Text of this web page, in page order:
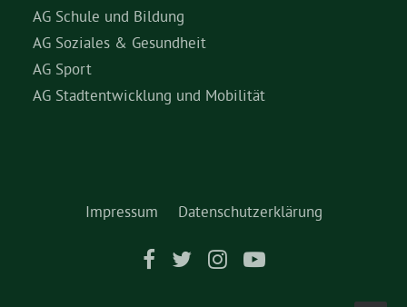
AG Schule und Bildung
AG Soziales & Gesundheit
AG Sport
AG Stadtentwicklung und Mobilität
Impressum Datenschutzerklärung